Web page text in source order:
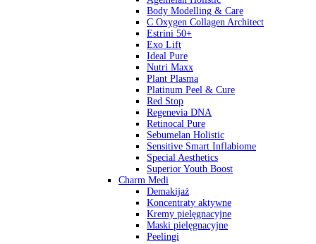
Body Modelling & Care
C Oxygen Collagen Architect
Estrini 50+
Exo Lift
Ideal Pure
Nutri Maxx
Plant Plasma
Platinum Peel & Cure
Red Stop
Regenevia DNA
Retinocal Pure
Sebumelan Holistic
Sensitive Smart Inflabiome
Special Aesthetics
Superior Youth Boost
Charm Medi
Demakijaż
Koncentraty aktywne
Kremy pielęgnacyjne
Maski pielęgnacyjne
Peelingi